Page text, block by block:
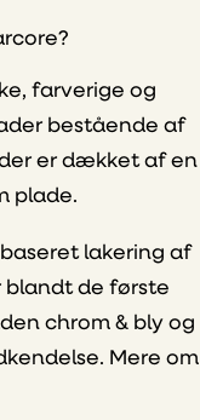
farverige og
bestående af
er dækket af en
plade.
lakering af
blandt de første
chrom & bly og
Mere om